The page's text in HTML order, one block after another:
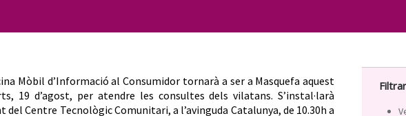
Mòbil d’Informació al Consumidor tornarà a ser a Masquefa aquest
19 d’agost, per atendre les consultes dels vilatans. S’instal·larà
del Centre Tecnològic Comunitari, a l’avinguda Catalunya, de 10.30h a